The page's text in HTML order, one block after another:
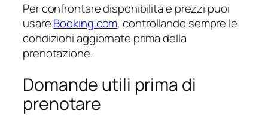
Per confrontare disponibilità e prezzi puoi
usareBooking.com, controllando sempre le
condizioni aggiornate prima della
prenotazione.
Domande utili prima di
prenotare